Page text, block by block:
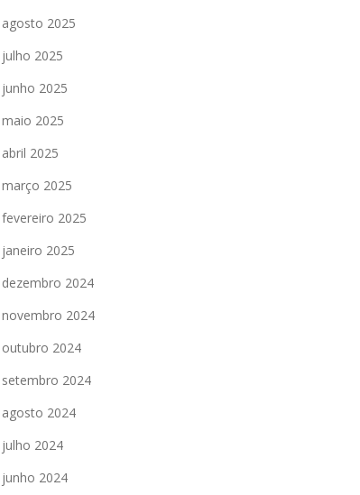
agosto 2025
julho 2025
junho 2025
maio 2025
abril 2025
março 2025
fevereiro 2025
janeiro 2025
dezembro 2024
novembro 2024
outubro 2024
setembro 2024
agosto 2024
julho 2024
junho 2024